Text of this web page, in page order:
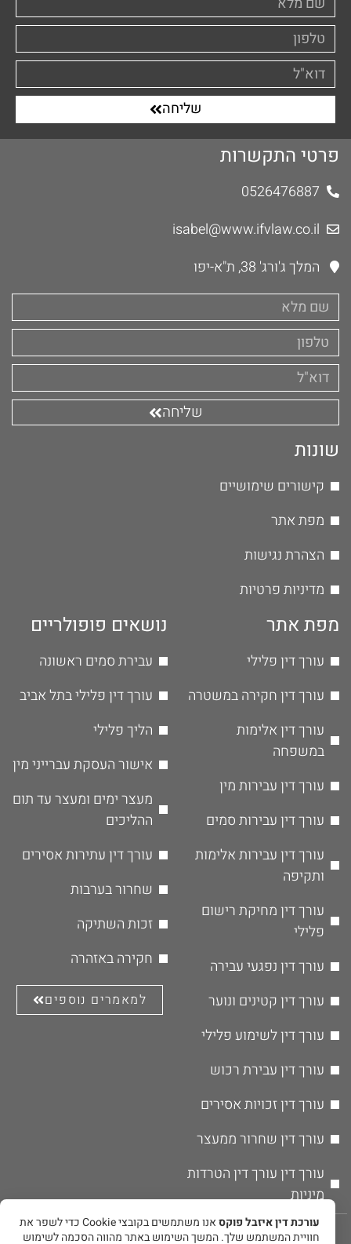
שליחה
פרטי התקשרות
0526476887
isabel@www.ifvlaw.co.il
המלך ג'ורג' 38, ת"א-יפו
שליחה
שונות
קישורים שימושיים
מפת אתר
הצהרת נגישות
מדיניות פרטיות
מפת אתר
עורך דין פלילי
עורך דין חקירה במשטרה
עורך דין אלימות
במשפחה
עורך דין עבירות מין
עורך דין עבירות סמים
עורך דין עבירות אלימות
ותקיפה
עורך דין מחיקת רישום
פלילי
עורך דין נפגעי עבירה
עורך דין קטינים ונוער
עורך דין לשימוע פלילי
עורך דין עבירת רכוש
עורך דין זכויות אסירים
עורך דין שחרור ממעצר
עורך דין עורך דין הטרדות
מיניות
נושאים פופולריים
עבירת סמים ראשונה
עורך דין פלילי בתל אביב
הליך פלילי
אישור העסקת עברייני מין
מעצר ימים ומעצר עד תום
ההליכים
עורך דין עתירות אסירים
שחרור בערבות
זכות השתיקה
חקירה באזהרה
למאמרים נוספים
© אין להעתיק או לשכפל את תוכן האתר ללא אישור מפורש בכתב מבעל
עורכת דין איזבל פוקס
אנו משתמשים בקובצי Cookie כדי לשפר את
חוויית המשתמש שלך. המשך השימוש באתר מהווה הסכמה לשימוש